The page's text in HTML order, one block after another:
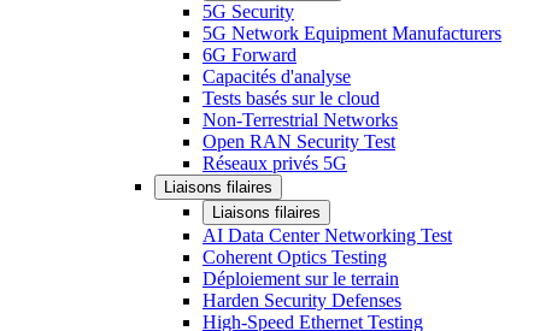
5G Security
5G Network Equipment Manufacturers
6G Forward
Capacités d'analyse
Tests basés sur le cloud
Non-Terrestrial Networks
Open RAN Security Test
Réseaux privés 5G
Liaisons filaires
Liaisons filaires
AI Data Center Networking Test
Coherent Optics Testing
Déploiement sur le terrain
Harden Security Defenses
High-Speed Ethernet Testing